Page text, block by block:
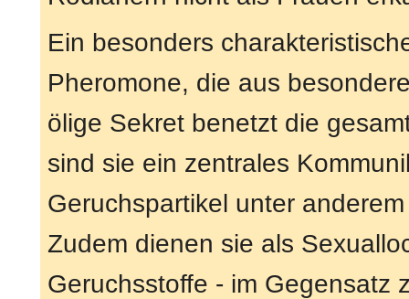
Ein besonders
Pheromone, die aus
ölige Sekret benetzt die
sind sie ein zentrales
Geruchspartikel unter
Zudem dienen sie als
Geruchsstoffe - im Gegensatz